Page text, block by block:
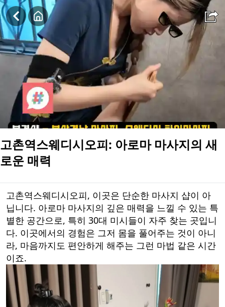
고촌역스웨디시오피: 아로마 마사지의 새로운 매력
고촌역스웨디시오피: 아로마 마사지의 새
로운 매력
고촌역스웨디시오피, 이곳은 단순한 마사지 샵이 아
닙니다. 아로마 마사지의 깊은 매력을 느낄 수 있는 특
별한 공간으로, 특히 30대 미시들이 자주 찾는 곳입니
다. 이곳에서의 경험은 그저 몸을 풀어주는 것이 아니
라, 마음까지도 편안하게 해주는 그런 마법 같은 시간
이죠.